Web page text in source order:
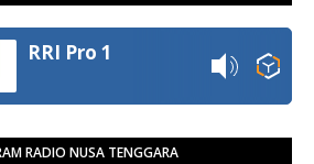
RRI Pro 1
RADIO NUSA TENGGARA